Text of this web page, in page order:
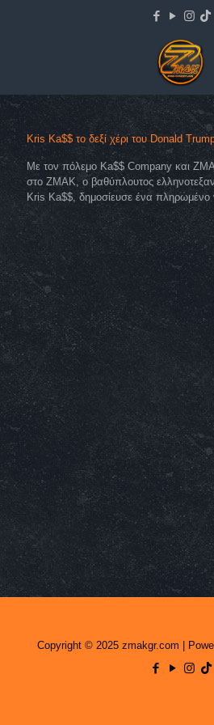
Kris Ka$$ το δεξί χέρι του Donald
Mε τον πόλεμο Ka$$ Company και
στο ΖΜΑΚ, o βαθύπλουτος
Kris Ka$$, δημοσίευσε ένα
Copyright © 2025 zmakgr.com |